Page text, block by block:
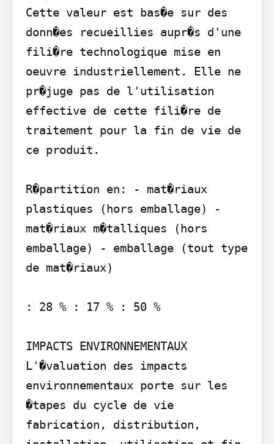
Cette valeur est bas�e sur des
donn�es recueillies aupr�s d'une
fili�re technologique mise en
oeuvre industriellement. Elle ne
pr�juge pas de l'utilisation
effective de cette fili�re de
traitement pour la fin de vie de
ce produit.
R�partition en: - mat�riaux
plastiques (hors emballage) -
mat�riaux m�talliques (hors
emballage) - emballage (tout type
de mat�riaux)
: 28 % : 17 % : 50 %
IMPACTS ENVIRONNEMENTAUX
L'�valuation des impacts
environnementaux porte sur les
�tapes du cycle de vie
fabrication, distribution,